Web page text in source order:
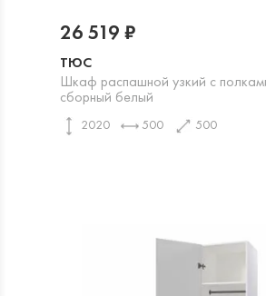
ТЮС
Шкаф распашной узкий с
сборный белый
2020 500 500
26 519 ₽